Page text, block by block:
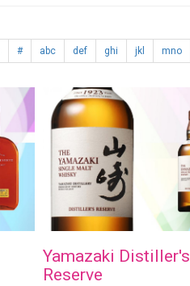
# abc def ghi jkl mno
Yamazaki Distiller's
Reserve